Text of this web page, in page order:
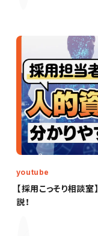
【採用こっそり相談
説！
youtube